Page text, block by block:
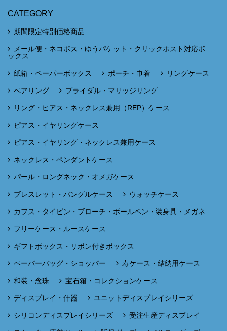
CATEGORY
期間限定特別価格商品
メール便・ネコポス・ゆうパケット・クリックポスト対応ボ
ックス
紙箱・ペーパーボックス ポーチ・巾着 リングケース
ペアリング ブライダル・マリッジリング
リング・ピアス・ネックレス兼用（REP）ケース
ピアス・イヤリングケース
ピアス・イヤリング・ネックレス兼用ケース
ネックレス・ペンダントケース
パール・ロングネック・オメガケース
ブレスレット・バングルケース ウォッチケース
カフス・タイピン・ブローチ・ボールペン・装身具・メガネ
フリーケース・ルースケース
ギフトボックス・リボン付きボックス
ペーパーバッグ・ショッパー 寿ケース・結納用ケース
和装・念珠 宝石箱・コレクションケース
ディスプレイ・什器 ユニットディスプレイシリーズ
シリコンディスプレイシリーズ 受注生産ディスプレイ